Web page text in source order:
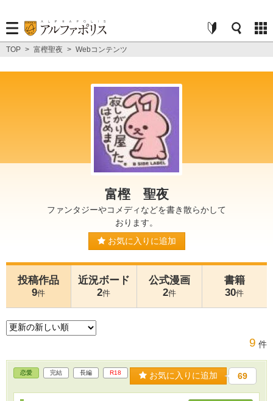
TOP > 富樫聖夜 > Webコンテンツ
富樫 聖夜
ファンタジーやコメディなどを書き散らかして
おります。
お気に入りに追加
投稿作品
9件
近況ボード
2件
公式漫画
2件
書籍
30件
9 件
恋愛 完結 長編 R18 お気に入りに追加 69